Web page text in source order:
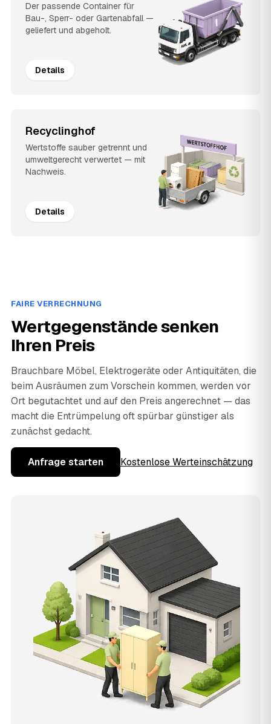
Der passende Container für
Bau-, Sperr- oder Gartenabfall —
geliefert und abgeholt.
Details
Recyclinghof
Wertstoffe sauber getrennt und
umweltgerecht verwertet — mit
Nachweis.
Details
FAIRE VERRECHNUNG
Wertgegenstände senken
Ihren Preis
Brauchbare Möbel, Elektrogeräte oder Antiquitäten, die
beim Ausräumen zum Vorschein kommen, werden vor
Ort begutachtet und auf den Preis angerechnet — das
macht die Entrümpelung oft spürbar günstiger als
zunächst gedacht.
Anfrage starten Kostenlose Werteinschätzung